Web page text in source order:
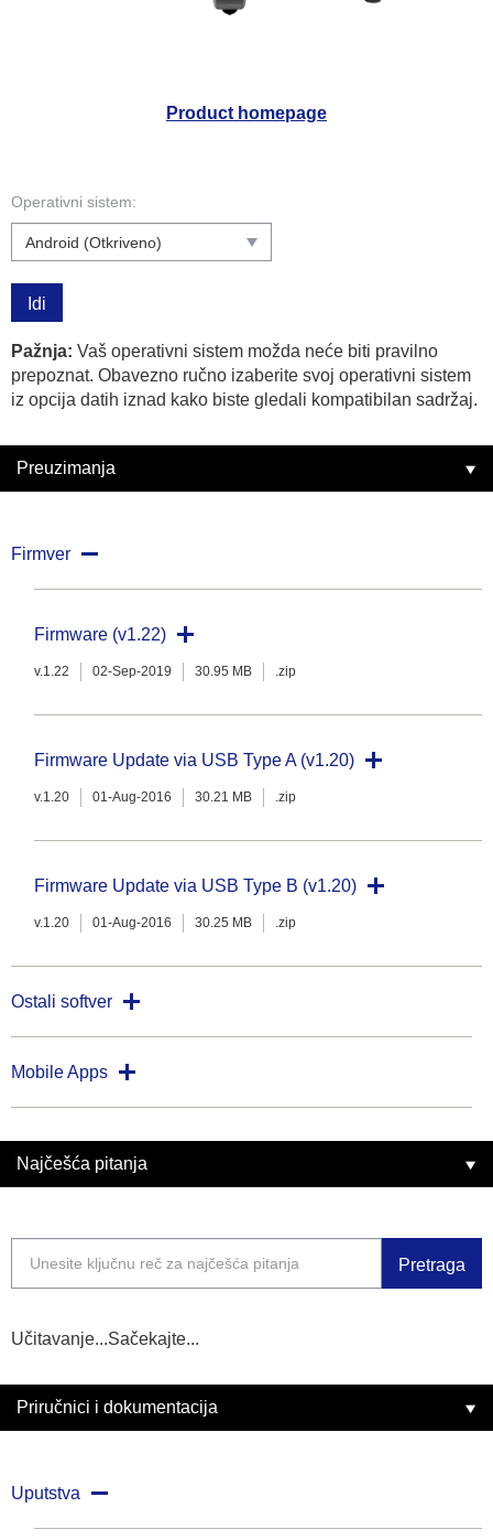
Product homepage
Operativni sistem:
Idi
Pažnja: Vaš operativni sistem možda neće biti pravilno
prepoznat. Obavezno ručno izaberite svoj operativni sistem
iz opcija datih iznad kako biste gledali kompatibilan sadržaj.
Preuzimanja
Firmver
Firmware (v1.22)
v.1.22 02-Sep-2019 30.95 MB .zip
Firmware Update via USB Type A (v1.20)
v.1.20 01-Aug-2016 30.21 MB .zip
Firmware Update via USB Type B (v1.20)
v.1.20 01-Aug-2016 30.25 MB .zip
Ostali softver
Mobile Apps
Najčešća pitanja
Pretraga
Učitavanje...Sačekajte...
Priručnici i dokumentacija
Uputstva